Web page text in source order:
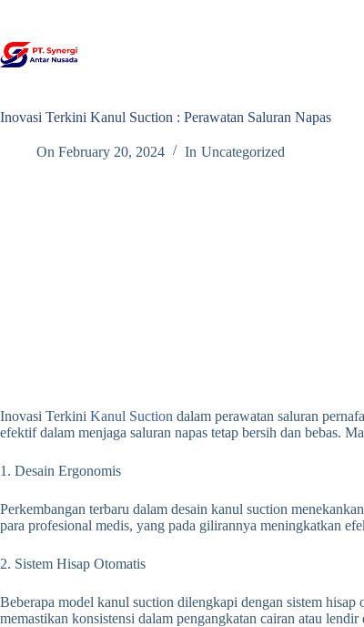
content
Inovasi Terkini Kanul Suction : Perawatan Saluran Napas
On February 20, 2024 In Uncategorized
Inovasi Terkini Kanul Suction dalam perawatan saluran
efektif dalam menjaga saluran napas tetap bersih dan bebas.
1. Desain Ergonomis
Perkembangan terbaru dalam desain kanul suction
para profesional medis, yang pada gilirannya meningkatkan
2. Sistem Hisap Otomatis
Beberapa model kanul suction dilengkapi dengan sistem
memastikan konsistensi dalam pengangkatan cairan atau lendir